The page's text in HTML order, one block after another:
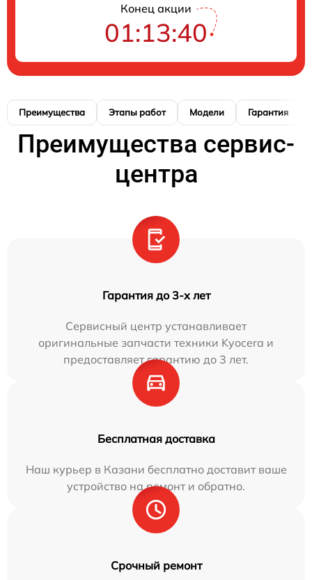
Конец акции
01:13:39
Преимущества Этапы работ Модели Гарантия
Преимущества сервис-
центра
Гарантия до 3-х лет
Сервисный центр устанавливает
оригинальные запчасти техники Kyocera и
предоставляет гарантию до 3 лет.
Бесплатная доставка
Наш курьер в Казани бесплатно доставит ваше
устройство на ремонт и обратно.
Срочный ремонт